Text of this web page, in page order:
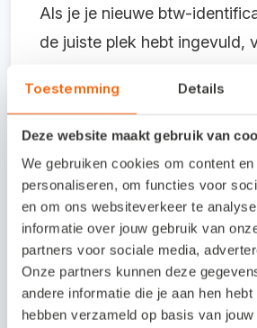
Toestemming Details
Deze website maakt gebruik van
We gebruiken cookies om content
personaliseren, om functies voor
en om ons websiteverkeer te
informatie over jouw gebruik van
partners voor sociale media,
Onze partners kunnen deze
andere informatie die je aan hen
hebben verzameld op basis van
Als je je nieuwe btw-
de juiste plek hebt ingevuld,
facturen waarvoor je de
voor het btw-nummer
Web het veld btw-nummer,
de formule voor het btw-
Heb je je btw-nummer in
handmatig als tekstveld
moet je het ookhandmatig
Snelstart 12. Ook als je je